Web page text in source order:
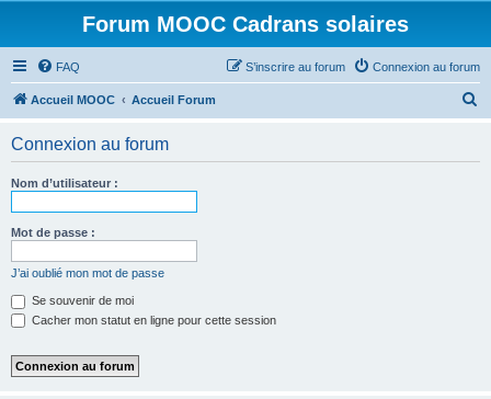
Forum MOOC Cadrans solaires
FAQ Connexion au forum
S’inscrire au forum
Accueil MOOC Accueil Forum
Connexion au forum
Nom d’utilisateur :
Mot de passe :
J’ai oublié mon mot de passe
Se souvenir de moi
Cacher mon statut en ligne pour cette session